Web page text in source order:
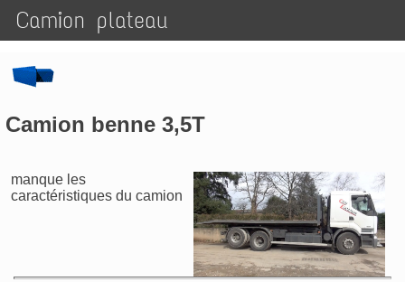
Camion plateau
Camion benne 3,5T
manque les
caractéristiques du camion